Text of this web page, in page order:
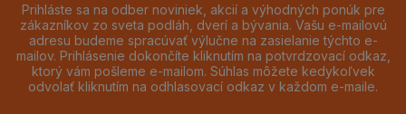
Prihláste sa na odber noviniek, akcií a výhodných ponúk pre
zákazníkov zo sveta podláh, dverí a bývania. Vašu e-mailovú
adresu budeme spracúvať výlučne na zasielanie týchto e-
mailov. Prihlásenie dokončíte kliknutím na potvrdzovací odkaz,
ktorý vám pošleme e-mailom. Súhlas môžete kedykoľvek
odvolať kliknutím na odhlasovací odkaz v každom e-maile.